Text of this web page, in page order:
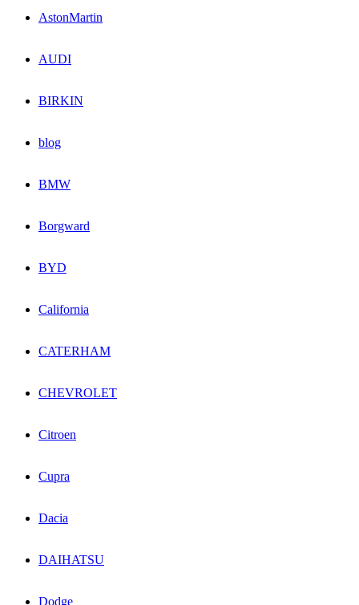
AstonMartin
AUDI
BIRKIN
blog
BMW
Borgward
BYD
California
CATERHAM
CHEVROLET
Citroen
Cupra
Dacia
DAIHATSU
Dodge